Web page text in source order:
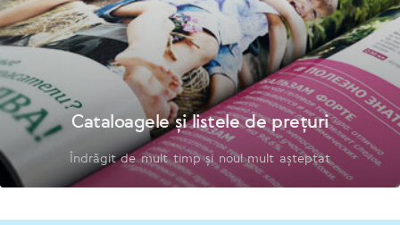
Cataloagele și listele de prețuri
Îndrăgit de mult timp și noul mult așteptat